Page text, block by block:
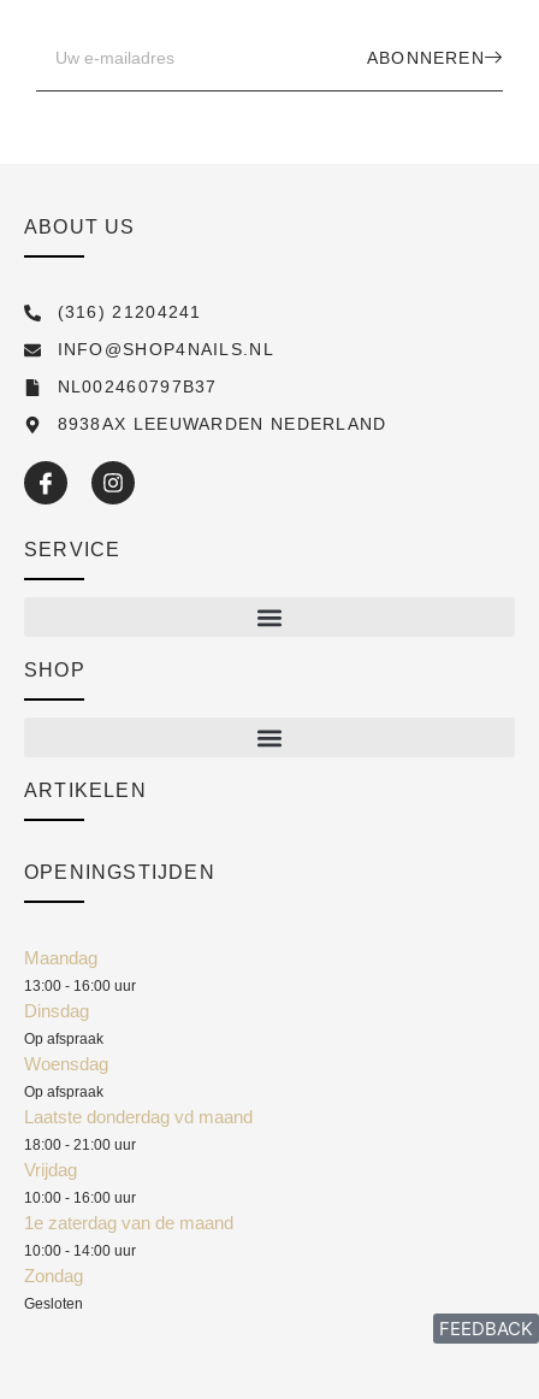
ABONNEREN
ABOUT US
(316) 21204241
INFO@SHOP4NAILS.NL
NL002460797B37
8938AX LEEUWARDEN NEDERLAND
SERVICE
Academy
SHOP
ARTIKELEN
OPENINGSTIJDEN
Maandag
13:00 - 16:00 uur
Dinsdag
Op afspraak
Woensdag
Op afspraak
Laatste donderdag vd maand
18:00 - 21:00 uur
Vrijdag
10:00 - 16:00 uur
1e zaterdag van de maand
10:00 - 14:00 uur
Zondag
Gesloten
FEEDBACK